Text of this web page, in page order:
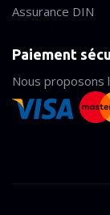
Assurance DIN
Paiement
Nous proposons